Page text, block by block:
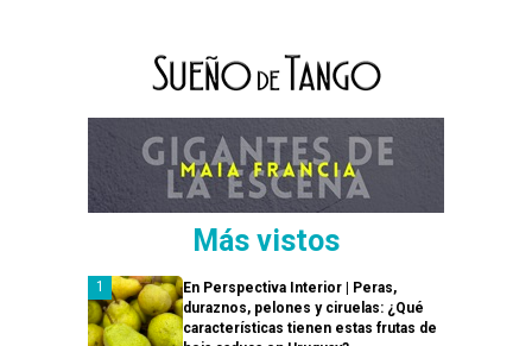
Más vistos
En Perspectiva Interior | Peras,
duraznos, pelones y ciruelas: ¿Qué
características tienen estas frutas de